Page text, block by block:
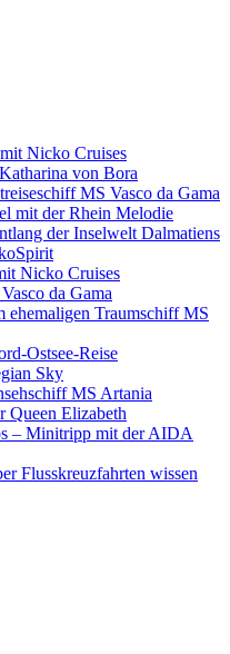
Nicko Cruises
von Bora
MS Vasco da Gama
mit der Rhein Melodie
der Inselwelt Dalmatiens
Nicko Cruises
da Gama
ehemaligen Traumschiff MS
Ostsee-Reise
Sky
MS Artania
Queen Elizabeth
– Minitripp mit der AIDA
Flusskreuzfahrten wissen